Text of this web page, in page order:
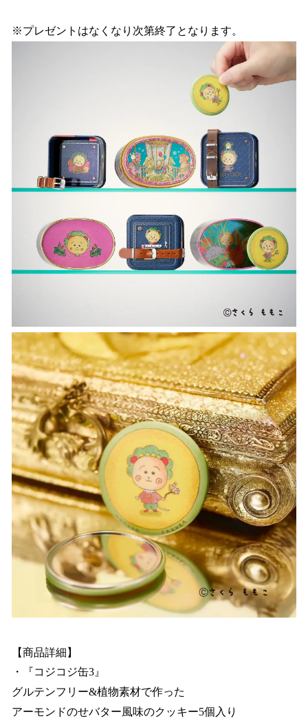
※プレゼントはなくなり次第終了となります。
【商品詳細】
・『コジコジ缶3』
グルテンフリー&植物素材で作った
アーモンドのせバター風味のクッキー5個入り